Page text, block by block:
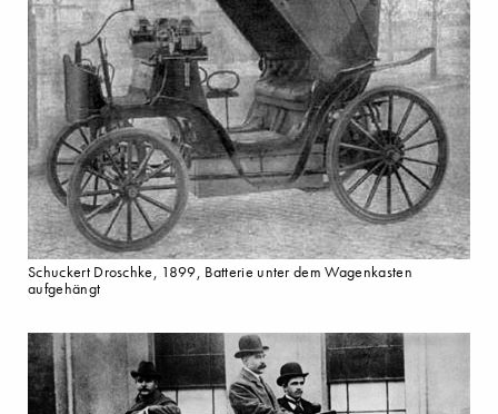
Schuckert Droschke, 1899, Batterie unter dem Wagenkasten
aufgehängt